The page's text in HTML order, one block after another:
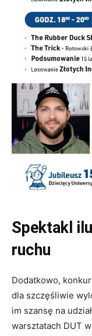
Spektakl
ruchu
Dodatkowo,
dla szczęśliwie
im szansę na
warsztatach DUT